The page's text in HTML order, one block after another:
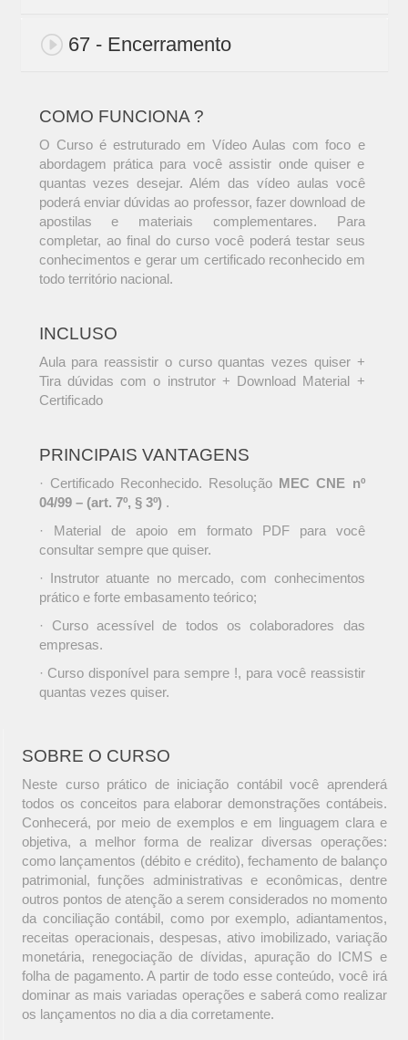
67 - Encerramento
COMO FUNCIONA ?
O Curso é estruturado em Vídeo Aulas com foco e
abordagem prática para você assistir onde quiser e
quantas vezes desejar. Além das vídeo aulas você
poderá enviar dúvidas ao professor, fazer download de
apostilas e materiais complementares. Para
completar, ao final do curso você poderá testar seus
conhecimentos e gerar um certificado reconhecido em
todo território nacional.
INCLUSO
Aula para reassistir o curso quantas vezes quiser +
Tira dúvidas com o instrutor + Download Material +
Certificado
PRINCIPAIS VANTAGENS
· Certificado Reconhecido. Resolução MEC CNE nº
04/99 – (art. 7º, § 3º) .
· Material de apoio em formato PDF para você
consultar sempre que quiser.
· Instrutor atuante no mercado, com conhecimentos
prático e forte embasamento teórico;
· Curso acessível de todos os colaboradores das
empresas.
· Curso disponível para sempre !, para você reassistir
quantas vezes quiser.
SOBRE O CURSO
Neste curso prático de iniciação contábil você aprenderá
todos os conceitos para elaborar demonstrações contábeis.
Conhecerá, por meio de exemplos e em linguagem clara e
objetiva, a melhor forma de realizar diversas operações:
como lançamentos (débito e crédito), fechamento de balanço
patrimonial, funções administrativas e econômicas, dentre
outros pontos de atenção a serem considerados no momento
da conciliação contábil, como por exemplo, adiantamentos,
receitas operacionais, despesas, ativo imobilizado, variação
monetária, renegociação de dívidas, apuração do ICMS e
folha de pagamento. A partir de todo esse conteúdo, você irá
dominar as mais variadas operações e saberá como realizar
os lançamentos no dia a dia corretamente.